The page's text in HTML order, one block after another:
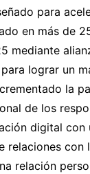
para
en más de
mediante
lograr un
la
de los
digital con
relaciones con
relación